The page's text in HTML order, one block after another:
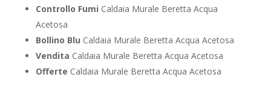
Controllo Fumi Caldaia Murale Beretta Acqua
Acetosa
Bollino Blu Caldaia Murale Beretta Acqua Acetosa
Vendita Caldaia Murale Beretta Acqua Acetosa
Offerte Caldaia Murale Beretta Acqua Acetosa